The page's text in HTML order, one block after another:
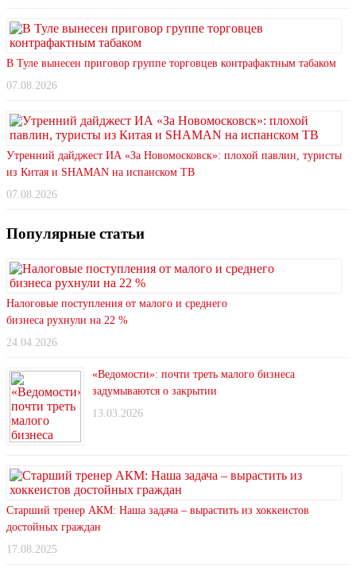
В Туле вынесен приговор группе торговцев контрафактным табаком
07.08.2026
Утренний дайджест ИА «За Новомосковск»: плохой павлин, туристы
из Китая и SHAMAN на испанском ТВ
07.08.2026
Популярные статьи
Налоговые поступления от малого и среднего
бизнеса рухнули на 22 %
24.04.2026
«Ведомости»: почти треть малого бизнеса
задумываются о закрытии
13.03.2026
Старший тренер АКМ: Наша задача – вырастить из хоккеистов
достойных граждан
17.08.2025